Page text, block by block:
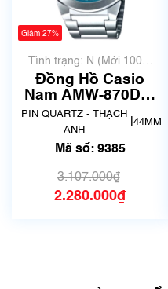
Giảm 27%
Tình trạng: N (Mới 100%
chưa qua sử dụng)
Đồng Hồ Casio
Nam AMW-870DA-
2A2VDF | New | Mã
số 9385
PIN QUARTZ - THẠCH
ANH
44MM
Mã số: 9385
3.107.000₫
2.280.000₫